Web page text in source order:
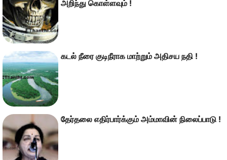
அறிந்து கொள்ளவும் !
கடல் நீரை குடிநீராக மாற்றும் அதிசய நதி !
தேர்தலை எதிர்பார்க்கும் அம்மாவின் நிலைப்பாடு !